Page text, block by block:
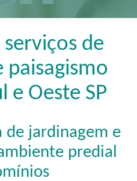
de
paisagismo
e Oeste SP
de jardinagem e
predial